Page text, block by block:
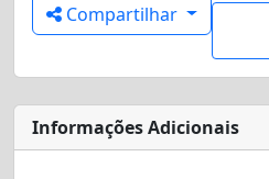
Compartilhar
Informações Adicionais